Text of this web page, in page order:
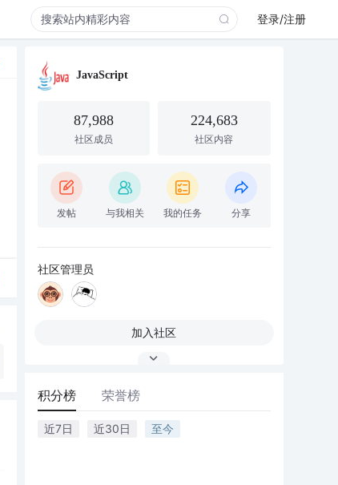
登录/注册
JavaScript
87,988
社区成员
224,683
社区内容
发帖 与我相关 我的任务 分享
社区管理员
加入社区
积分榜 荣誉榜
近7日 近30日 至今